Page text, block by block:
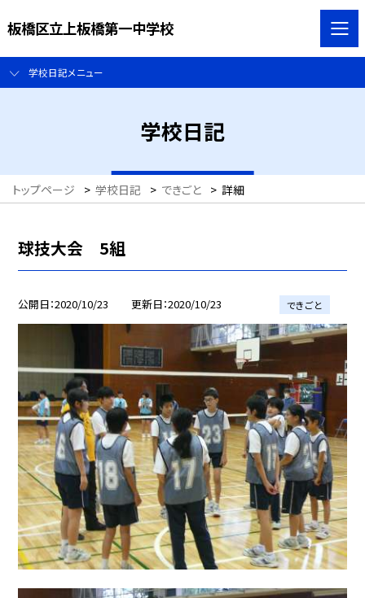
板橋区立上板橋第一中学校
学校日記メニュー
学校日記
トップページ > 学校日記 > できごと > 詳細
球技大会 5組
公開日 2020/10/23 更新日 2020/10/23 できごと